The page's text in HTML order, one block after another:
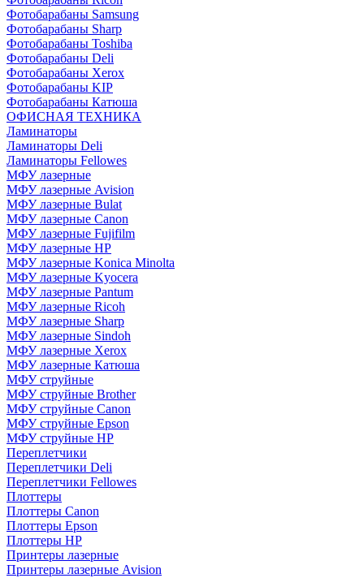
Фотобарабаны Samsung
Фотобарабаны Sharp
Фотобарабаны Toshiba
Фотобарабаны Deli
Фотобарабаны Xerox
Фотобарабаны KIP
Фотобарабаны Катюша
ОФИСНАЯ ТЕХНИКА
Ламинаторы
Ламинаторы Deli
Ламинаторы Fellowes
МФУ лазерные
МФУ лазерные Avision
МФУ лазерные Bulat
МФУ лазерные Canon
МФУ лазерные Fujifilm
МФУ лазерные HP
МФУ лазерные Konica Minolta
МФУ лазерные Kyocera
МФУ лазерные Pantum
МФУ лазерные Ricoh
МФУ лазерные Sharp
МФУ лазерные Sindoh
МФУ лазерные Xerox
МФУ лазерные Катюша
МФУ струйные
МФУ струйные Brother
МФУ струйные Canon
МФУ струйные Epson
МФУ струйные HP
Переплетчики
Переплетчики Deli
Переплетчики Fellowes
Плоттеры
Плоттеры Canon
Плоттеры Epson
Плоттеры HP
Принтеры лазерные
Принтеры лазерные Avision